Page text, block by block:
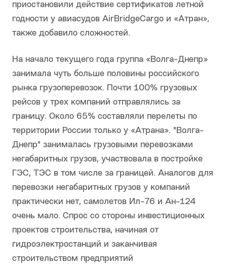
приостановили действие сертификатов летной
годности у авиасудов AirBridgeCargo и «Атран»,
также добавило сложностей.
На начало текущего года группа «Волга-Днепр»
занимала чуть больше половины российского
рынка грузоперевозок. Почти 100% грузовых
рейсов у трех компаний отправлялись за
границу. Около 65% составляли перелеты по
территории России только у «Атрана». "Волга-
Днепр" занималась грузовыми перевозками
негабаритных грузов, участвовала в постройке
ГЭС, ТЭС в том числе за границей. Аналогов для
перевозки негабаритных грузов у компаний
практически нет, самолетов Ил-76 и Ан-124
очень мало. Спрос со стороны инвестиционных
проектов строительства, начиная от
гидроэлектростанций и заканчивая
строительством предприятий